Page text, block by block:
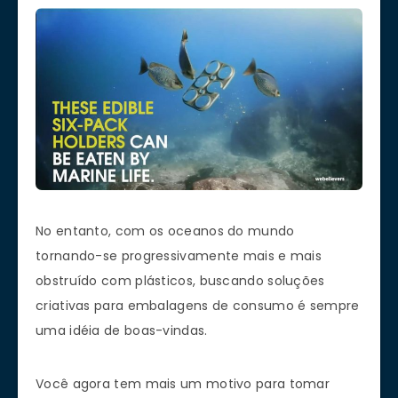
No entanto, com os oceanos do mundo
tornando-se progressivamente mais e mais
obstruído com plásticos, buscando soluções
criativas para embalagens de consumo é sempre
uma idéia de boas-vindas.
Você agora tem mais um motivo para tomar